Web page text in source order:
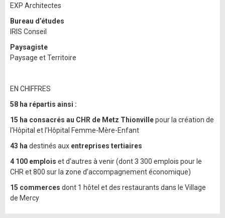
EXP Architectes
Bureau d’études
IRIS Conseil
Paysagiste
Paysage et Territoire
EN CHIFFRES
58 ha répartis ainsi :
15 ha consacrés au CHR de Metz Thionvillepour la création de
l’Hôpital et l’Hôpital Femme-Mère-Enfant
43 ha destinés aux entreprises tertiaires
4 100 emplois et d’autres à venir (dont 3 300 emplois pour le
CHR et 800 sur la zone d’accompagnement économique)
15 commerces dont 1 hôtel et des restaurants dans le Village
de Mercy